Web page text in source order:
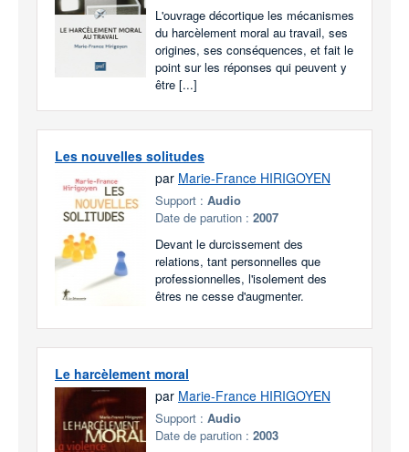
L'ouvrage décortique les mécanismes
du harcèlement moral au travail, ses
origines, ses conséquences, et fait le
point sur les réponses qui peuvent y
être [...]
Les nouvelles solitudes
par Marie-France HIRIGOYEN
Support : Audio
Date de parution : 2007
Devant le durcissement des
relations, tant personnelles que
professionnelles, l'isolement des
êtres ne cesse d'augmenter.
Le harcèlement moral
par Marie-France HIRIGOYEN
Support : Audio
Date de parution : 2003